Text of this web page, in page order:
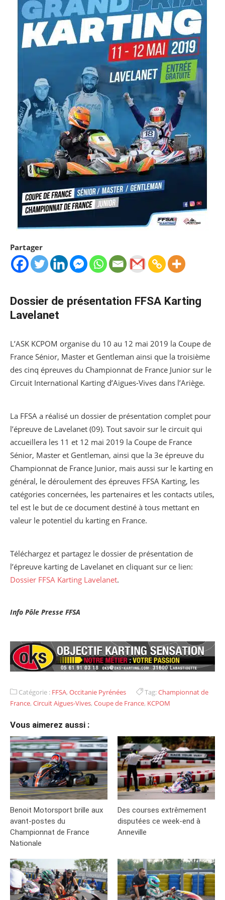
Partager
Dossier de présentation FFSA Karting
Lavelanet
L’ASK KCPOM organise du 10 au 12 mai 2019 la Coupe de
France Sénior, Master et Gentleman ainsi que la troisième
des cinq épreuves du Championnat de France Junior sur le
Circuit International Karting d’Aigues-Vives dans l’Ariège.
La FFSA a réalisé un dossier de présentation complet pour
l’épreuve de Lavelanet (09). Tout savoir sur le circuit qui
accueillera les 11 et 12 mai 2019 la Coupe de France
Sénior, Master et Gentleman, ainsi que la 3e épreuve du
Championnat de France Junior, mais aussi sur le karting en
général, le déroulement des épreuves FFSA Karting, les
catégories concernées, les partenaires et les contacts utiles,
tel est le but de ce document destiné à tous mettant en
valeur le potentiel du karting en France.
Téléchargez et partagez le dossier de présentation de
l’épreuve karting de Lavelanet en cliquant sur ce lien:
Dossier FFSA Karting Lavelanet.
Info Pôle Presse FFSA
Catégorie : FFSA, Occitanie Pyrénées Tag:Championnat de
France, Circuit Aigues-Vives, Coupe de France, KCPOM
Vous aimerez aussi :
Benoit Motorsport brille aux
avant-postes du
Championnat de France
Nationale
Des courses extrêmement
disputées ce week-end à
Anneville